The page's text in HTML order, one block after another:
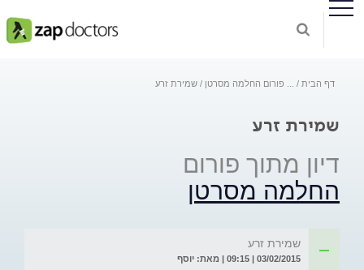
דף הבית פורום החלמה מסרטן שמירת זרע
שמירת זרע
דיון מתוך פורום
החלמה מסרטן
שמירת זרע
03/02/2015 | 09:15 | מאת: יוסף